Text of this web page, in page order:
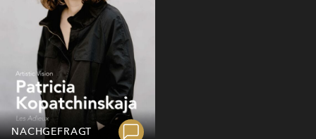
NACHGEFRAGT